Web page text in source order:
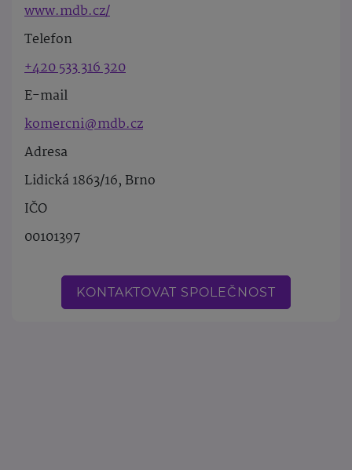
www.mdb.cz/
Telefon
+420 533 316 320
E-mail
komercni@mdb.cz
Adresa
Lidická 1863/16, Brno
IČO
00101397
KONTAKTOVAT SPOLEČNOST